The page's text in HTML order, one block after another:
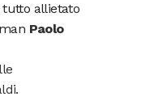
allietato
Paolo
.